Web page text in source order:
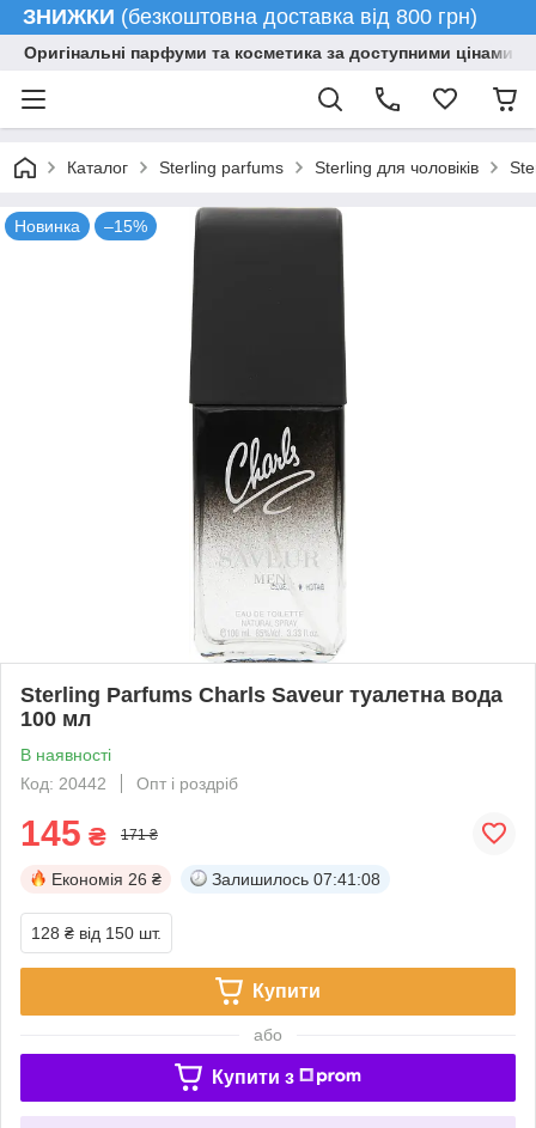
ЗНИЖКИ (безкоштовна доставка від 800 грн)
Оригінальні парфуми та косметика за доступними цінами
Каталог Sterling parfums Sterling для чоловіків
Новинка –15%
Sterling Parfums Charls Saveur туалетна вода
100 мл
В наявності
Код: 20442
Опт і роздріб
145 ₴ 171 ₴
Економія 26 ₴ Залишилось 07:41:08
128 ₴ від 150 шт.
Купити
або
Купити з